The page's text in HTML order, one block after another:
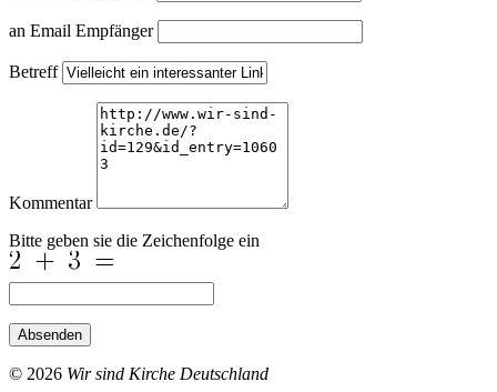
an Email Empfänger
Betreff
Kommentar
Bitte geben sie die Zeichenfolge ein
Absenden
© 2026 Wir sind Kirche Deutschland